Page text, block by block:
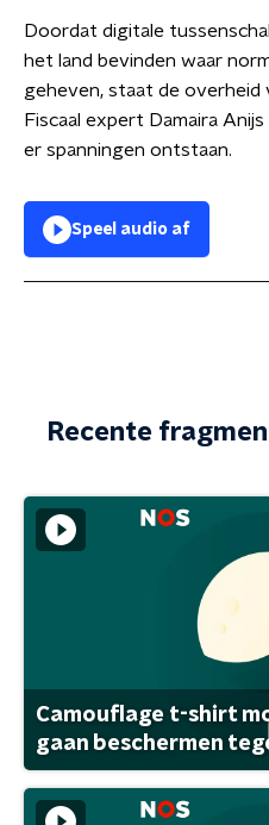
Doordat digitale
het land bevinden waar
geheven, staat de overheid
Fiscaal expert Damaira
er spanningen ontstaan.
Speel audio af
Recente
Camouflage t-shirt
gaan beschermen